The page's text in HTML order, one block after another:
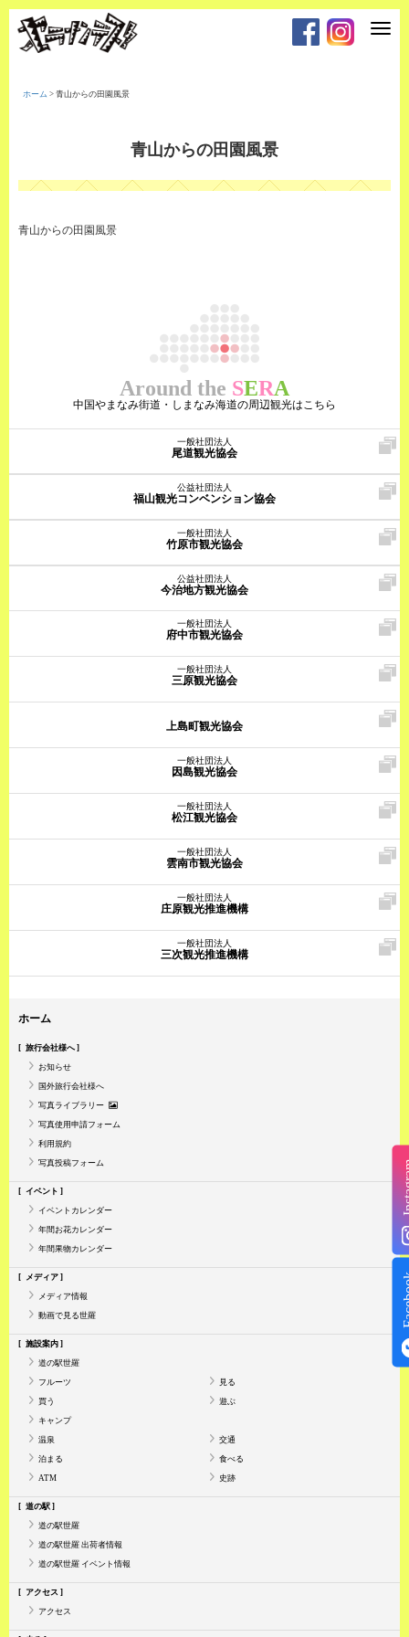
T
t
i
ホーム > 青山からの田園風景
青山からの田園風景
青山からの田園風景
Around the SERA
中国やまなみ街道・しまなみ海道の周辺観光はこちら
一般社団法人
尾道観光協会
公益社団法人
福山観光コンベンション協会
一般社団法人
竹原市観光協会
公益社団法人
今治地方観光協会
一般社団法人
府中市観光協会
一般社団法人
三原観光協会
上島町観光協会
一般社団法人
因島観光協会
一般社団法人
松江観光協会
一般社団法人
雲南市観光協会
一般社団法人
庄原観光推進機構
一般社団法人
三次観光推進機構
ホーム
旅行会社様へ
お知らせ
国外旅行会社様へ
写真ライブラリー
写真使用申請フォーム
利用規約
写真投稿フォーム
イベント
イベントカレンダー
年間お花カレンダー
年間果物カレンダー
メディア
メディア情報
動画で見る世羅
施設案内
道の駅世羅
フルーツ 見る
買う 遊ぶ
キャンプ
温泉 交通
泊まる 食べる
ATM 史跡
道の駅
道の駅世羅
道の駅世羅 出荷者情報
道の駅世羅 イベント情報
アクセス
アクセス